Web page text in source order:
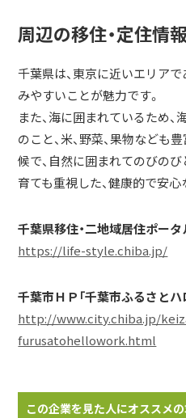
周辺の移住・定住情報
千葉県は、東京に近いエリア
みやすいことが魅力です。
また、海に囲まれているため
のこと、米、野菜、果物なども
候で、自然に囲まれてのびの
育ても重視した、健康的で安
千葉県移住・二地域居住ポータ
https://life-style.chiba.jp/
千葉市ＨＰ「千葉市ふるさとハ
http://www.city.chiba.jp/
furusatohellowork.html
この企業を見た人にオススメ